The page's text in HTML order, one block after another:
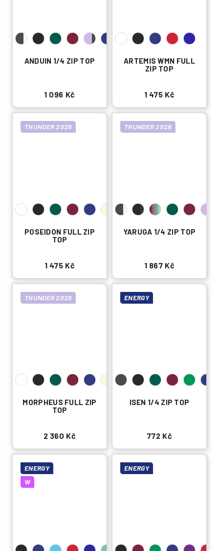
ANDUIN 1/4 ZIP TOP
1 096 Kč
ARTEMIS WMN FULL
ZIP TOP
1 475 Kč
THUNDER 2028
POSEIDON FULL ZIP
TOP
1 475 Kč
THUNDER 2028
YARUGA 1/4 ZIP TOP
1 867 Kč
THUNDER 2028
MORPHEUS FULL ZIP
TOP
2 360 Kč
ENERGY
ISEN 1/4 ZIP TOP
772 Kč
ENERGY
W
ENERGY